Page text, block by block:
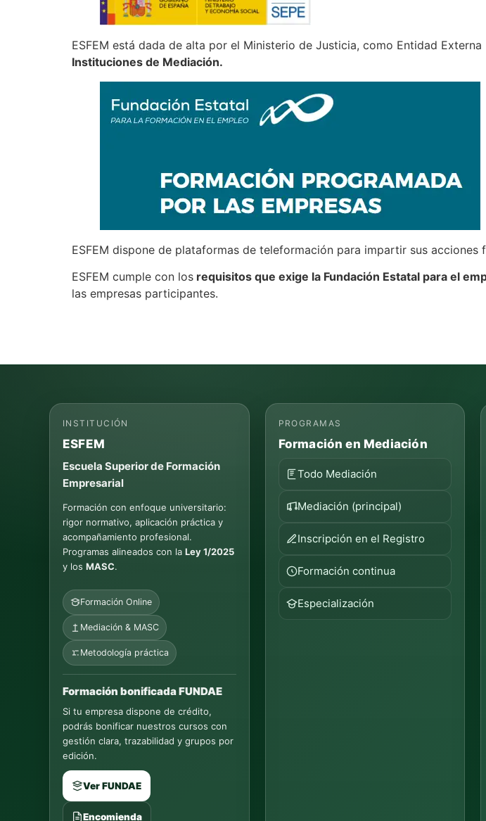
ESFEM está dada de alta por el Ministerio de Justicia, como Entidad Externa
Instituciones de Mediación.
ESFEM dispone de plataformas de teleformación para impartir sus acciones
​ESFEM cumple con los requisitos que exige la Fundación Estatal para el
las empresas participantes.
INSTITUCIÓN
ESFEM
Escuela Superior de Formación
Empresarial
Formación con enfoque universitario:
rigor normativo, aplicación práctica y
acompañamiento profesional.
Programas alineados con la Ley 1/2025
y los MASC.
Formación Online
Mediación & MASC
Metodología práctica
Formación bonificada FUNDAE
Si tu empresa dispone de crédito,
podrás bonificar nuestros cursos con
gestión clara, trazabilidad y grupos por
edición.
Ver FUNDAE
Encomienda
PROGRAMAS
Formación en Mediación
Todo Mediación
Mediación (principal)
Inscripción en el Registro
Formación continua
Especialización